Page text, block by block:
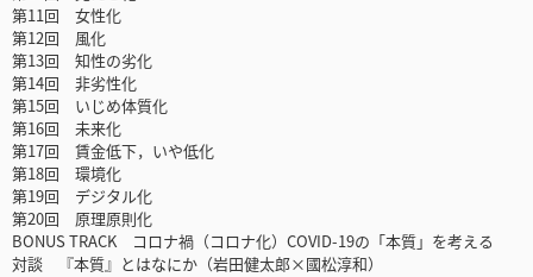
第11回 女性化
第12回 風化
第13回 知性の劣化
第14回 非劣性化
第15回 いじめ体質化
第16回 未来化
第17回 賃金低下，いや低化
第18回 環境化
第19回 デジタル化
第20回 原理原則化
BONUS TRACK コロナ禍（コロナ化）COVID-19の「本質」を考える
対談 『本質』とはなにか（岩田健太郎×國松淳和）